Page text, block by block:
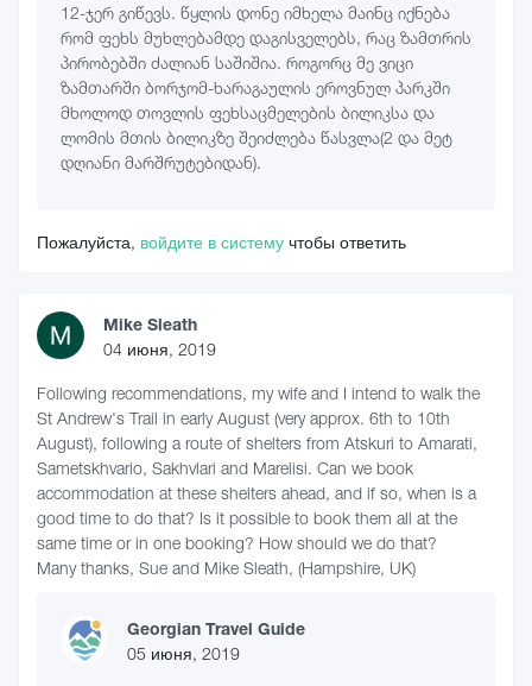
12-ჯერ გიწევს. წყლის დონე იმხელა მაინც იქნება
რომ ფეხს მუხლებამდე დაგისველებს, რაც ზამთრის
პირობებში ძალიან საშიშია. როგორც მე ვიცი
ზამთარში ბორჯომ-ხარაგაულის ეროვნულ პარკში
მხოლოდ თოვლის ფეხსაცმელების ბილიკსა და
ლომის მთის ბილიკზე შეიძლება წასვლა(2 და მეტ
დღიანი მარშრუტებიდან).
Пожалуйста, войдите в систему чтобы ответить
Mike Sleath
04 июня, 2019
Following recommendations, my wife and I intend to walk the
St Andrew's Trail in early August (very approx. 6th to 10th
August), following a route of shelters from Atskuri to Amarati,
Sametskhvario, Sakhvlari and Marelisi. Can we book
accommodation at these shelters ahead, and if so, when is a
good time to do that? Is it possible to book them all at the
same time or in one booking? How should we do that?
Many thanks, Sue and Mike Sleath, (Hampshire, UK)
Georgian Travel Guide
05 июня, 2019